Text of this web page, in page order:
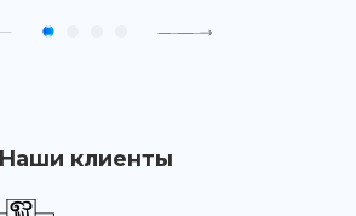
Наши клиенты